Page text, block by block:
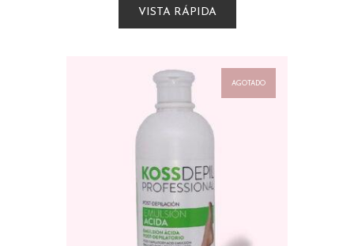
VISTA RÁPIDA
AGOTADO